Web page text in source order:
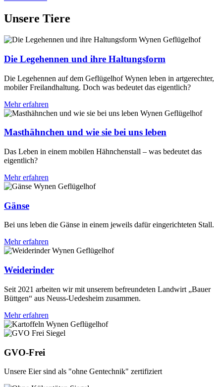
Unsere Tiere
Die Legehennen und ihre Haltungsform
Die Legehennen auf dem Geflügelhof Wynen leben in artgerechter,
mobiler Freilandhaltung. Doch was bedeutet das eigentlich?
Mehr erfahren
Masthähnchen und wie sie bei uns leben
Das Leben in einem mobilen Hähnchenstall – was bedeutet das
eigentlich?
Mehr erfahren
Gänse
Bei uns leben die Gänse in einem jeweils dafür eingerichteten Stall.
Mehr erfahren
Weiderinder
Seit 2021 arbeiten wir mit unserem befreundeten Landwirt „Bauer
Büttgen“ aus Neuss-Uedesheim zusammen.
Mehr erfahren
GVO-Frei
Unsere Eier sind als "ohne Gentechnik" zertifiziert